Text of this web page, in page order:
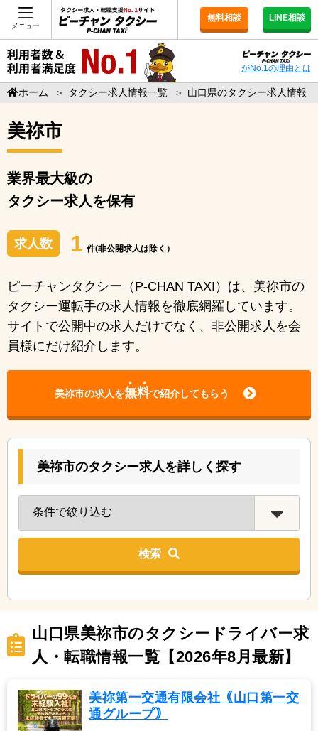
メニュー
無料相談 LINE相談
がNo.1の理由とは
ホーム ＞ タクシー求人情報一覧 ＞ 山口県のタクシー求人情報
美祢市
業界最大級の
タクシー求人を保有
求人数 1 件(非公開求人は除く）
ピーチャンタクシー（P-CHAN TAXI）は、美祢市の
タクシー運転手の求人情報を徹底網羅しています。
サイトで公開中の求人だけでなく、非公開求人を会
員様にだけ紹介します。
美祢市の求人を無料で紹介してもらう
美祢市のタクシー求人を詳しく探す
検索
山口県美祢市のタクシードライバー求
人・転職情報一覧【2026年8月最新】
美祢第一交通有限会社｟山口第一交
通グループ｠